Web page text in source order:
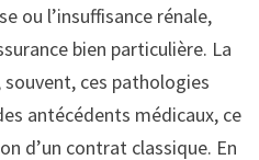
ou l’insuffisance rénale,
bien particulière. La
ces pathologies
antécédents médicaux, ce
d’un contrat classique. En